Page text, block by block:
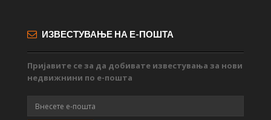
ИЗВЕСТУВАЊЕ НА Е-ПОШТА
Пријавите се за да добивате известувања за нови
недвижнини по е-пошта